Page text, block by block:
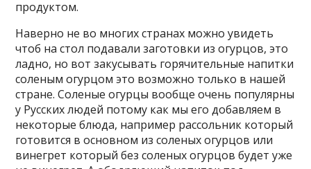
продуктом.
Наверно не во многих странах можно увидеть
чтоб на стол подавали заготовки из огурцов, это
ладно, но вот закусывать горячительные напитки
соленым огурцом это возможно только в нашей
стране. Соленые огурцы вообще очень популярны
у Русских людей потому как мы его добавляем в
некоторые блюда, например рассольник который
готовится в основном из соленых огурцов или
винегрет который без соленых огурцов будет уже